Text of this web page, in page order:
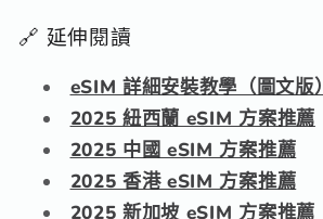
🔗 延伸閱讀
eSIM 詳細安裝教學（圖文版）
2025 紐西蘭 eSIM 方案推薦
2025 中國 eSIM 方案推薦
2025 香港 eSIM 方案推薦
2025 新加坡 eSIM 方案推薦